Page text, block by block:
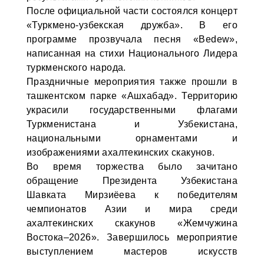
После официальной части состоялся концерт
«Туркмено-узбекская дружба». В его
программе прозвучала песня «Bedew»,
написанная на стихи Национального Лидера
туркменского народа.
Праздничные мероприятия также прошли в
ташкентском парке «Ашхабад». Территорию
украсили государственными флагами
Туркменистана и Узбекистана,
национальными орнаментами и
изображениями ахалтекинских скакунов.
Во время торжества было зачитано
обращение Президента Узбекистана
Шавката Мирзиёева к победителям
чемпионатов Азии и мира среди
ахалтекинских скакунов «Жемчужина
Востока–2026». Завершилось мероприятие
выступлением мастеров искусств